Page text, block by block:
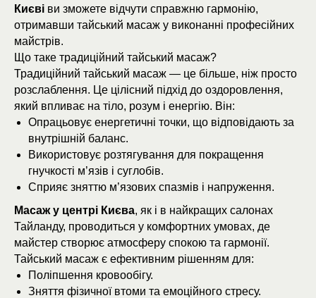
Києві ви зможете відчути справжню гармонію,
отримавши тайський масаж у виконанні професійних
майстрів.
Що таке традиційний тайський масаж?
Традиційний тайський масаж — це більше, ніж просто
розслаблення. Це цілісний підхід до оздоровлення,
який впливає на тіло, розум і енергію. Він:
Опрацьовує енергетичні точки, що відповідають за
внутрішній баланс.
Використовує розтягування для покращення
гнучкості м’язів і суглобів.
Сприяє зняттю м’язових спазмів і напруження.
Масаж у центрі Києва, як і в найкращих салонах
Тайланду, проводиться у комфортних умовах, де
майстер створює атмосферу спокою та гармонії.
Тайський масаж є ефективним рішенням для:
Поліпшення кровообігу.
Зняття фізичної втоми та емоційного стресу.